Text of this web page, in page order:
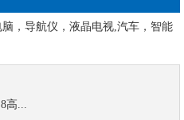
，导航仪，液晶电视,汽车，智能
...